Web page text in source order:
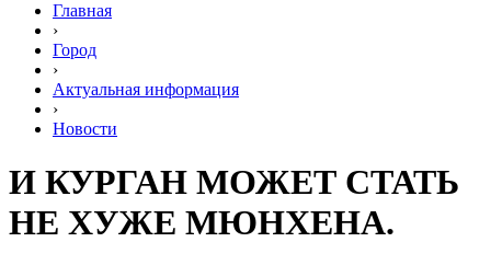
Главная
›
Город
›
Актуальная информация
›
Новости
И КУРГАН МОЖЕТ СТАТЬ
НЕ ХУЖЕ МЮНХЕНА.